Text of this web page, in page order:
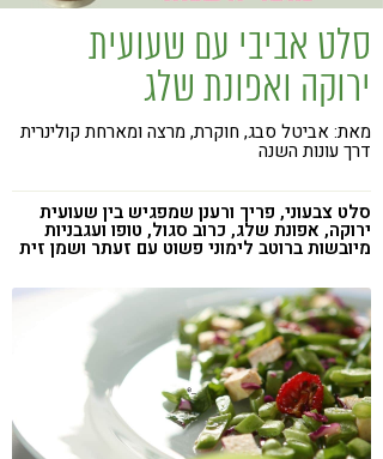
תוספי תזונה
מתכוני בריאות
אירועים
שינוי תזונתי
גישות בתזונה
דיאטה
ניקוי רעלים
מזונות על
ילדים
תזונה וספורט
הפרעות קשב & ריכוז
אכילה רגשית
קורונה
טבעונות
סלט אביבי עם שעועית
ירוקה ואפונת שלג
מאת: אביטל סבג, חוקרת, מרצה ומארחת קולינרית
דרך עונות השנה
סלט צבעוני, פריך ורענן שמפגיש בין שעועית
ירוקה, אפונת שלג, כרוב סגול, טופו ועגבניות
מיובשות ברוטב לימוני פשוט עם זעתר ושמן זית